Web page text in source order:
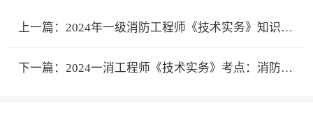
上一篇：2024年一级消防工程师《技术实务》知识点练习—燃烧基础知识
下一篇：2024一消工程师《技术实务》考点：消防水泵